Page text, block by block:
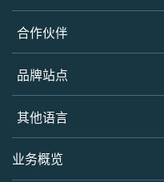
产品
图书馆
作者
合作伙伴
学会
合作伙伴
品牌站点
Springer
Nature Research
BiomedCentral
其他语言
英语站点
业务概览